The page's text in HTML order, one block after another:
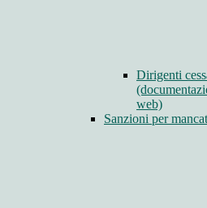
Dirigenti
web)
Sanzioni per